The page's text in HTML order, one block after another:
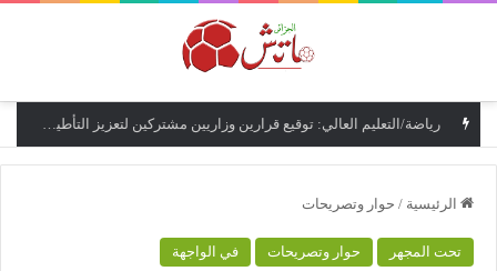
رياضة/التعليم العالي: توقيع قرارين وزاريين مشتركين لتعزيز التأطير البيداغوجي لمؤسسات التكوين الرياضي
الرئيسية / حوار وتصريحات
تحت المجهر حوار وتصريحات في الواجهة